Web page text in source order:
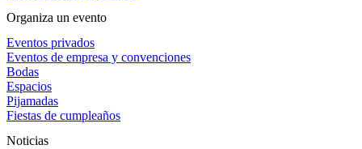
Organiza un evento
Eventos privados
Eventos de empresa y convenciones
Bodas
Espacios
Pijamadas
Fiestas de cumpleaños
Noticias